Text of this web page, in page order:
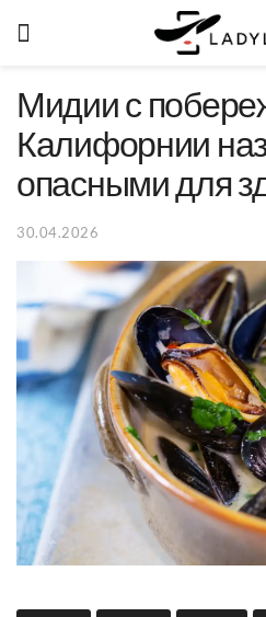
Мидии с
Калифорнии
опасными для
30.04.2026